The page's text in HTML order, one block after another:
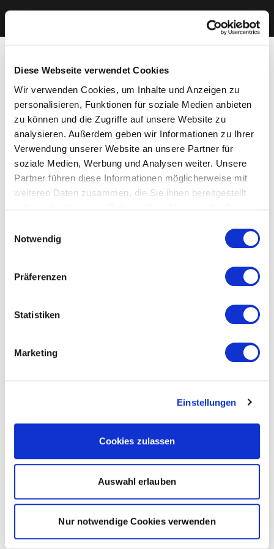
Diese Webseite verwendet Cookies
Wir verwenden Cookies, um Inhalte und Anzeigen zu
personalisieren, Funktionen für soziale Medien anbieten
zu können und die Zugriffe auf unsere Website zu
analysieren. Außerdem geben wir Informationen zu Ihrer
Verwendung unserer Website an unsere Partner für
soziale Medien, Werbung und Analysen weiter. Unsere
Partner führen diese Informationen möglicherweise mit
weiteren Daten zusammen, die Sie ihnen bereitgestellt
Cookies, wenn Sie unsere Webseite weiterhin nutzen.
Notwendig
Präferenzen
Statistiken
Marketing
Einstellungen
Cookies zulassen
Auswahl erlauben
Nur notwendige Cookies verwenden